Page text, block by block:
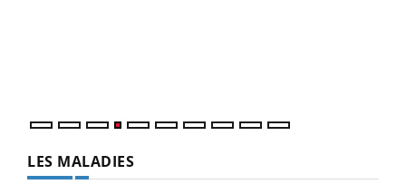
LES MALADIES